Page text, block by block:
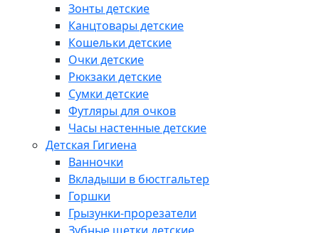
Зонты детские
Канцтовары детские
Кошельки детские
Очки детские
Рюкзаки детские
Сумки детские
Футляры для очков
Часы настенные детские
Детская Гигиена
Ванночки
Вкладыши в бюстгальтер
Горшки
Грызунки-прорезатели